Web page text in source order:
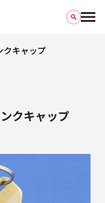
キャップ
クキャップ